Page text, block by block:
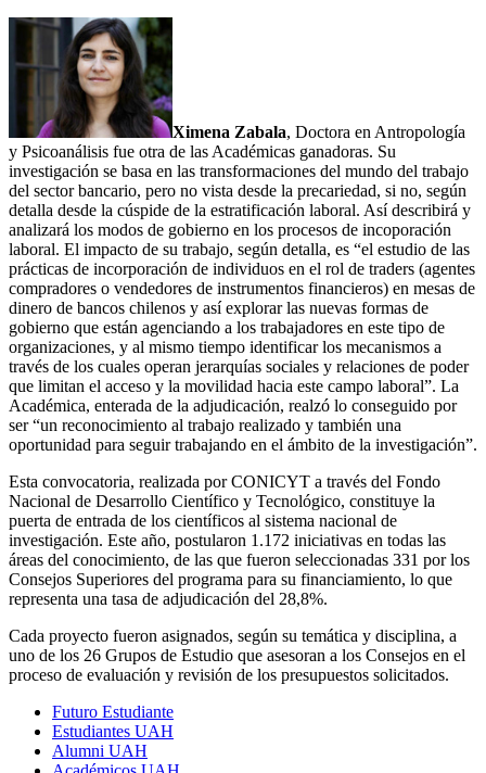
Ximena Zabala, Doctora en Antropología
y Psicoanálisis fue otra de las Académicas ganadoras. Su
investigación se basa en las transformaciones del mundo del trabajo
del sector bancario, pero no vista desde la precariedad, si no, según
detalla desde la cúspide de la estratificación laboral. Así describirá y
analizará los modos de gobierno en los procesos de incoporación
laboral. El impacto de su trabajo, según detalla, es “el estudio de las
prácticas de incorporación de individuos en el rol de traders (agentes
compradores o vendedores de instrumentos financieros) en mesas de
dinero de bancos chilenos y así explorar las nuevas formas de
gobierno que están agenciando a los trabajadores en este tipo de
organizaciones, y al mismo tiempo identificar los mecanismos a
través de los cuales operan jerarquías sociales y relaciones de poder
que limitan el acceso y la movilidad hacia este campo laboral”. La
Académica, enterada de la adjudicación, realzó lo conseguido por
ser “un reconocimiento al trabajo realizado y también una
oportunidad para seguir trabajando en el ámbito de la investigación”.
Esta convocatoria, realizada por CONICYT a través del Fondo
Nacional de Desarrollo Científico y Tecnológico, constituye la
puerta de entrada de los científicos al sistema nacional de
investigación. Este año, postularon 1.172 iniciativas en todas las
áreas del conocimiento, de las que fueron seleccionadas 331 por los
Consejos Superiores del programa para su financiamiento, lo que
representa una tasa de adjudicación del 28,8%.
Cada proyecto fueron asignados, según su temática y disciplina, a
uno de los 26 Grupos de Estudio que asesoran a los Consejos en el
proceso de evaluación y revisión de los presupuestos solicitados.
Futuro Estudiante
Estudiantes UAH
Alumni UAH